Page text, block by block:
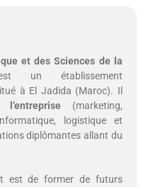
et des Sciences de la
un établissement
à El Jadida (Maroc). Il
(marketing,
logistique et
diplômantes allant du
est de former de futurs